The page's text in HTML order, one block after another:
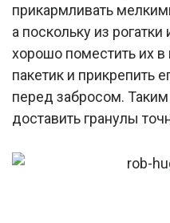
прикармливать
а поскольку из
хорошо поместить их
пакетик и прикрепить
перед забросом.
доставить гранулы